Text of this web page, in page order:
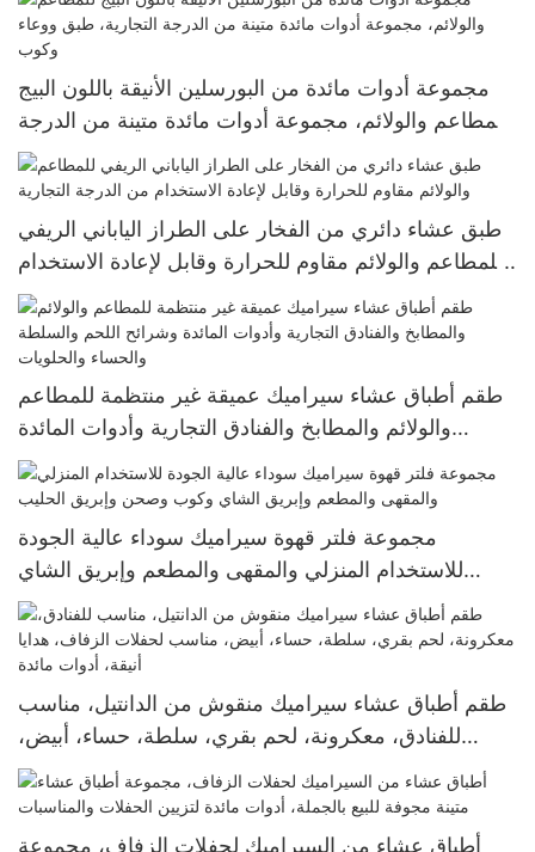
الأطباق
مجموعة أدوات مائدة من البورسلين الأنيقة باللون البيج
للمطاعم والولائم، مجموعة أدوات مائدة متينة من الدرجة
التجارية، طبق ووعاء وكوب
طبق عشاء دائري من الفخار على الطراز الياباني الريفي
للمطاعم والولائم مقاوم للحرارة وقابل لإعادة الاستخدام
من الدرجة التجارية
طقم أطباق عشاء سيراميك عميقة غير منتظمة للمطاعم
والولائم والمطابخ والفنادق التجارية وأدوات المائدة
وشرائح اللحم والسلطة والحساء والحلويات
مجموعة فلتر قهوة سيراميك سوداء عالية الجودة
للاستخدام المنزلي والمقهى والمطعم وإبريق الشاي
وكوب وصحن وإبريق الحليب
طقم أطباق عشاء سيراميك منقوش من الدانتيل، مناسب
للفنادق، معكرونة، لحم بقري، سلطة، حساء، أبيض،
مناسب لحفلات الزفاف، هدايا أنيقة، أدوات مائدة
أطباق عشاء من السيراميك لحفلات الزفاف، مجموعة